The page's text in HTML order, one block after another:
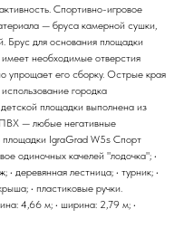
Спортивно-игровое
— бруса камерной сушки,
Брус для основания площадки
необходимые отверстия
упрощает его сборку. Острые края
городка
площадки выполнена из
ПВХ — любые негативные
IgraGrad W5s Спорт
одиночных качелей "лодочка"; •
деревянная лестница; • турник; •
• пластиковые ручки.
4,66 м; • ширина: 2,79 м; •